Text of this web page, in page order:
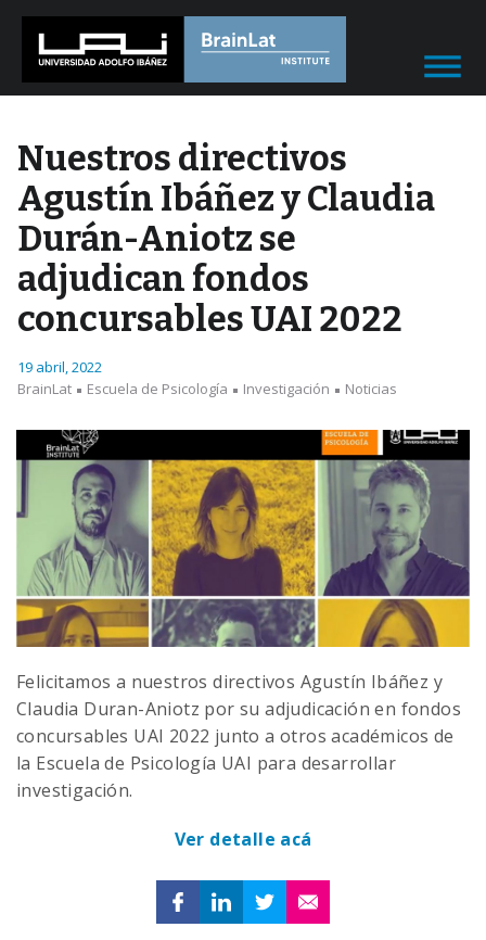
Nuestros directivos
Agustín Ibáñez y Claudia
Durán-Aniotz se
adjudican fondos
concursables UAI 2022
19 abril, 2022
BrainLat
Escuela de Psicología Investigación Noticias
Felicitamos a nuestros directivos Agustín Ibáñez y
Claudia Duran-Aniotz por su adjudicación en fondos
concursables UAI 2022 junto a otros académicos de
la Escuela de Psicología UAI para desarrollar
investigación.
Ver detalle acá